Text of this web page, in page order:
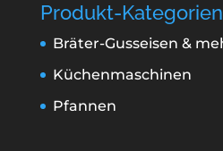
Produkt-Kategorien
Bräter-Gusseisen &
Küchenmaschinen
Pfannen